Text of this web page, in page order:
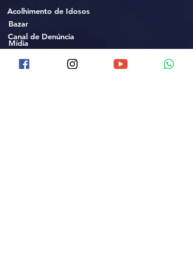
Acolhimento de Idosos
Bazar
Canal de Denúncia
Mídia
Voluntariado